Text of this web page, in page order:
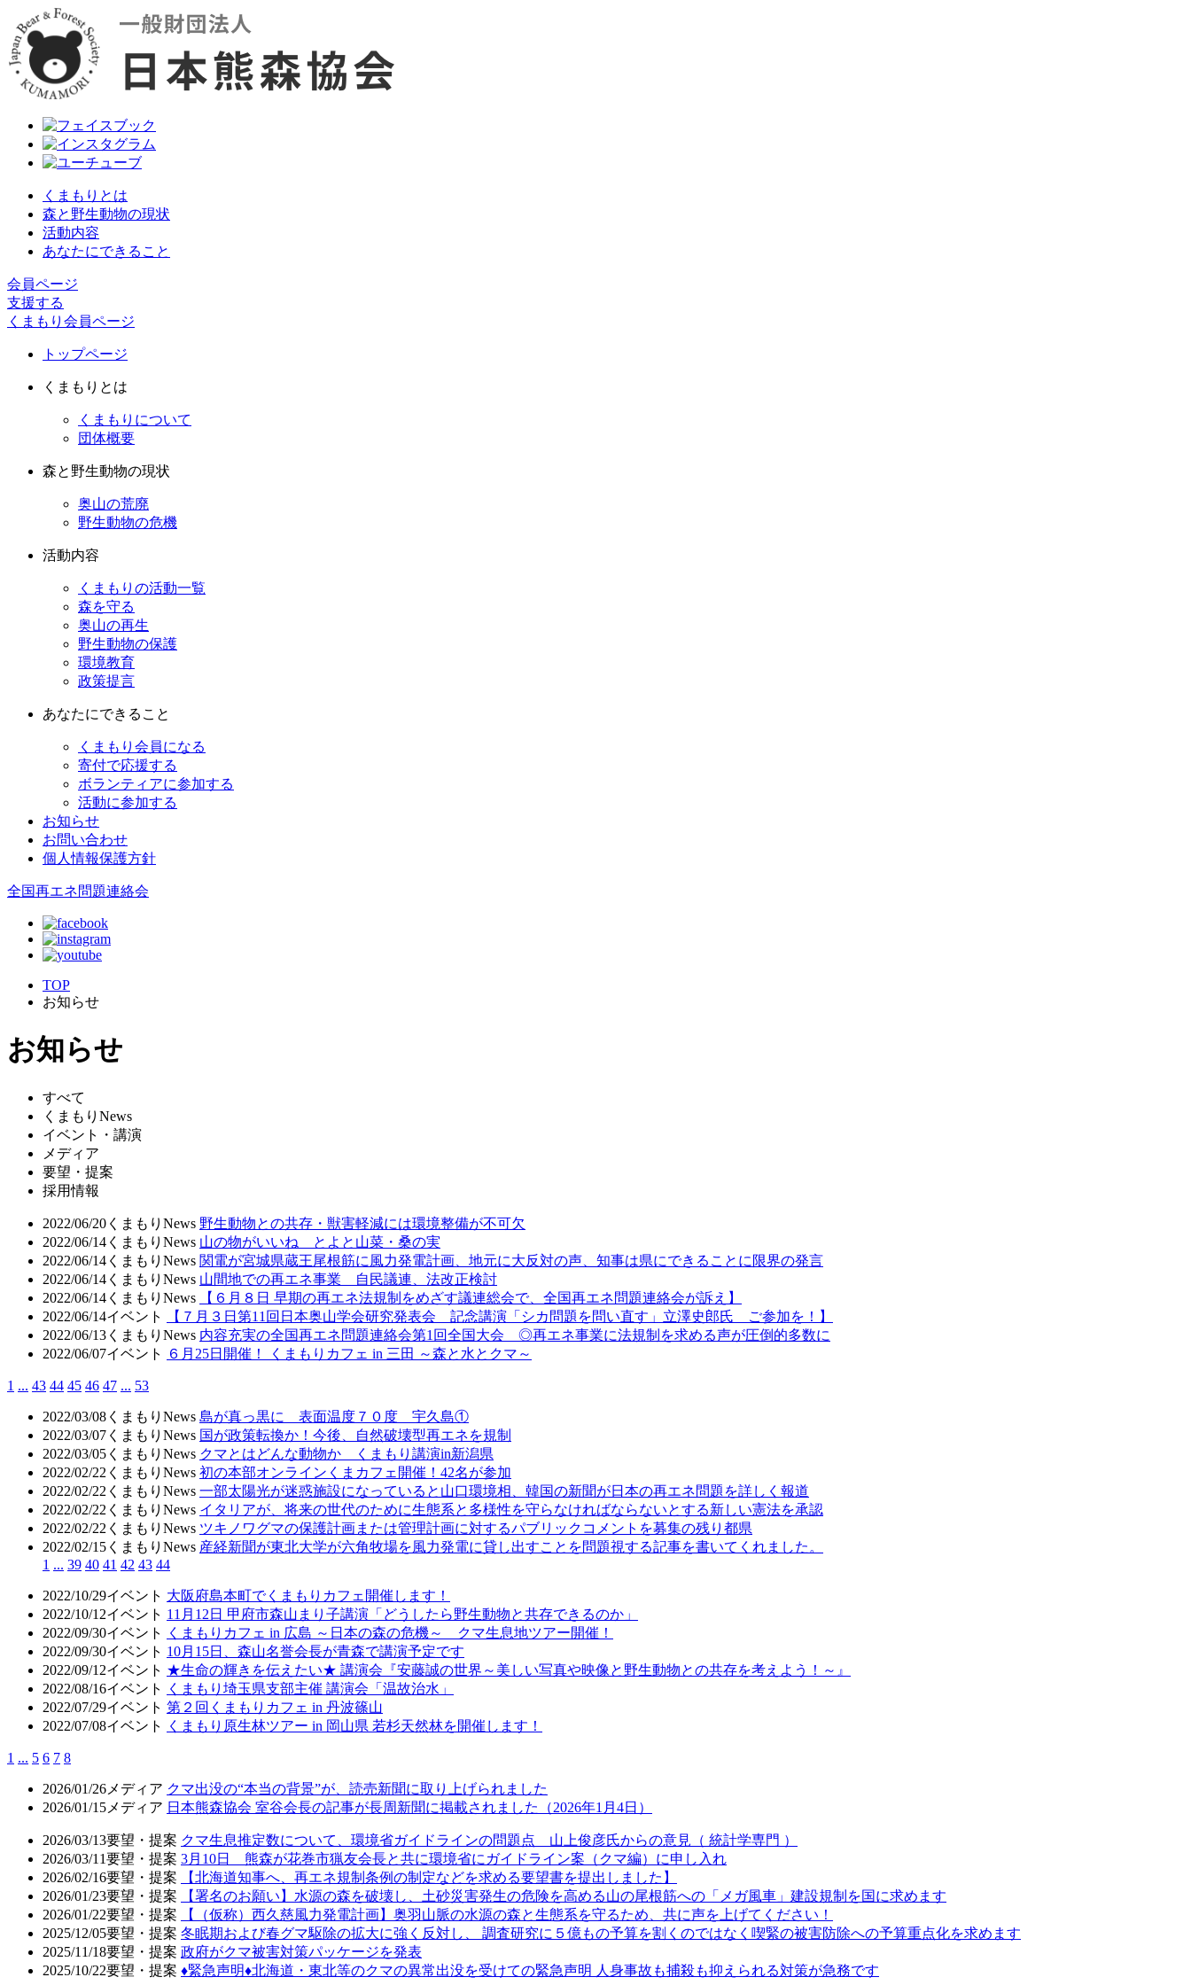
くまもりとは
森と野生動物の現状
活動内容
あなたにできること
会員ページ
支援する
くまもり会員ページ
トップページ
くまもりとは
くまもりについて
団体概要
森と野生動物の現状
奥山の荒廃
野生動物の危機
活動内容
くまもりの活動一覧
森を守る
奥山の再生
野生動物の保護
環境教育
政策提言
あなたにできること
くまもり会員になる
寄付で応援する
ボランティアに参加する
活動に参加する
お知らせ
お問い合わせ
個人情報保護方針
全国再エネ問題連絡会
TOP
お知らせ
お知らせ
すべて
くまもりNews
イベント・講演
メディア
要望・提案
採用情報
2022/06/20 くまもりNews 野生動物との共存・獣害軽減には環境整備が不可欠
2022/06/14 くまもりNews 山の物がいいね とよと山菜・桑の実
2022/06/14 くまもりNews 関電が宮城県蔵王尾根筋に風力発電計画、地元に大反対の声、知事は県にできることに限界の発言
2022/06/14 くまもりNews 山間地での再エネ事業 自民議連、法改正検討
2022/06/14 くまもりNews
【６月８日 早期の再エネ法規制をめざす議連総会で、全国再エネ問題連絡会が訴え】
2022/06/14イベント
【７月３日第11回日本奥山学会研究発表会 記念講演「シカ問題を問い直す」立澤史郎氏 ご参加を！】
2022/06/13 くまもりNews 内容充実の全国再エネ問題連絡会第1回全国大会 ◎再エネ事業に法規制を求める声が圧倒的多数に
2022/06/07イベント ６月25日開催！ くまもりカフェ in 三田 ～森と水とクマ～
1 ... 43 44 45 46 47 ... 53
2022/03/08 くまもりNews 島が真っ黒に 表面温度７０度 宇久島①
2022/03/07 くまもりNews 国が政策転換か！今後、自然破壊型再エネを規制
2022/03/05 くまもりNews クマとはどんな動物か くまもり講演in新潟県
2022/02/22 くまもりNews 初の本部オンラインくまカフェ開催！42名が参加
2022/02/22 くまもりNews 一部太陽光が迷惑施設になっていると山口環境相、韓国の新聞が日本の再エネ問題を詳しく報道
2022/02/22 くまもりNews イタリアが、将来の世代のために生態系と多様性を守らなければならないとする新しい憲法を承認
2022/02/22 くまもりNews ツキノワグマの保護計画または管理計画に対するパブリックコメントを募集の残り都県
2022/02/15 くまもりNews 産経新聞が東北大学が六角牧場を風力発電に貸し出すことを問題視する記事を書いてくれました。
1 ... 39 40 41 42 43 44
2022/10/29イベント 大阪府島本町でくまもりカフェ開催します！
2022/10/12イベント 11月12日 甲府市森山まり子講演「どうしたら野生動物と共存できるのか」
2022/09/30イベント
くまもりカフェ in 広島 ～日本の森の危機～ クマ生息地ツアー開催！
2022/09/30イベント 10月15日、森山名誉会長が青森で講演予定です
2022/09/12イベント ★生命の輝きを伝えたい★ 講演会『安藤誠の世界～美しい写真や映像と野生動物との共存を考えよう！～』
2022/08/16イベント
くまもり埼玉県支部主催 講演会「温故治水」
2022/07/29イベント 第２回くまもりカフェ in 丹波篠山
2022/07/08イベント くまもり原生林ツアー in 岡山県 若杉天然林を開催します！
1 ... 5 6 7 8
2026/01/26 メディア クマ出没の“本当の背景”が、読売新聞に取り上げられました
2026/01/15 メディア 日本熊森協会 室谷会長の記事が長周新聞に掲載されました（2026年1月4日）
2026/03/13要望・提案 クマ生息推定数について、環境省ガイドラインの問題点 山上俊彦氏からの意見（ 統計学専門 ）
2026/03/11要望・提案 3月10日 熊森が花巻市猟友会長と共に環境省にガイドライン案（クマ編）に申し入れ
2026/02/16要望・提案
【北海道知事へ、再エネ規制条例の制定などを求める要望書を提出しました】
2026/01/23要望・提案
【署名のお願い】水源の森を破壊し、土砂災害発生の危険を高める山の尾根筋への「メガ風車」建設規制を国に求めます
2026/01/22要望・提案
【（仮称）西久慈風力発電計画】奥羽山脈の水源の森と生態系を守るため、共に声を上げてください！
2025/12/05要望・提案 冬眠期および春グマ駆除の拡大に強く反対し、 調査研究に５億もの予算を割くのではなく喫緊の被害防除への予算重点化を求めます
2025/11/18要望・提案 政府がクマ被害対策パッケージを発表
2025/10/22要望・提案 ♦️緊急声明♦️北海道・東北等のクマの異常出没を受けての緊急声明 人身事故も捕殺も抑えられる対策が急務です